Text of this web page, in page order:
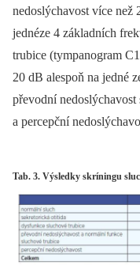
nedoslýchavost více než
jednéze 4 základních
trubice (tympanogram
20 dB alespoň na jedné
převodní
a percepční
Tab. 3. Výsledky skríningu